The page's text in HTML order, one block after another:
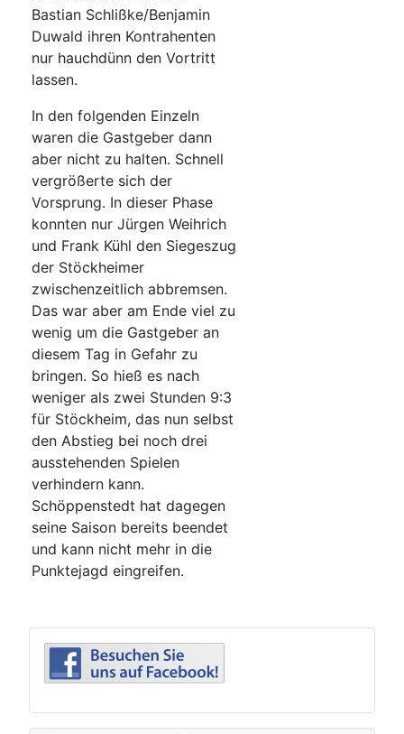
Bastian Schlißke/Benjamin
Duwald ihren Kontrahenten
nur hauchdünn den Vortritt
lassen.
In den folgenden Einzeln
waren die Gastgeber dann
aber nicht zu halten. Schnell
vergrößerte sich der
Vorsprung. In dieser Phase
konnten nur Jürgen Weihrich
und Frank Kühl den Siegeszug
der Stöckheimer
zwischenzeitlich abbremsen.
Das war aber am Ende viel zu
wenig um die Gastgeber an
diesem Tag in Gefahr zu
bringen. So hieß es nach
weniger als zwei Stunden 9:3
für Stöckheim, das nun selbst
den Abstieg bei noch drei
ausstehenden Spielen
verhindern kann.
Schöppenstedt hat dagegen
seine Saison bereits beendet
und kann nicht mehr in die
Punktejagd eingreifen.